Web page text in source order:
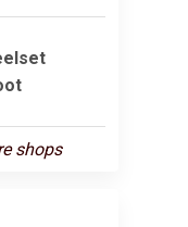
shops